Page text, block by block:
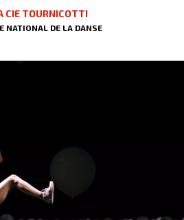
CIE TOURNICOTTI
NATIONAL DE LA DANSE